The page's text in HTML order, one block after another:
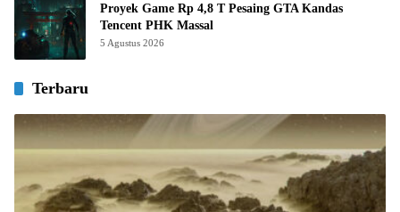
Proyek Game Rp 4,8 T Pesaing GTA Kandas
Tencent PHK Massal
5 Agustus 2026
Terbaru